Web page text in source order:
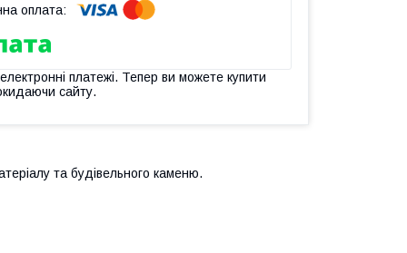
платежі. Тепер ви можете купити
сайту.
та будівельного каменю.